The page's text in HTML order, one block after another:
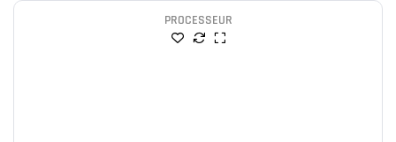
PROCESSEUR